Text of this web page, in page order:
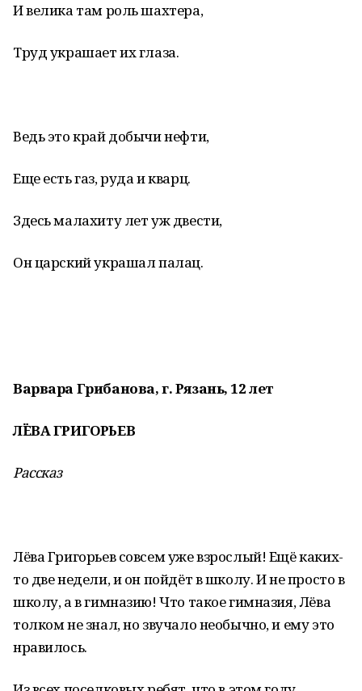
И велика там роль шахтера,
Труд украшает их глаза.
Ведь это край добычи нефти,
Еще есть газ, руда и кварц.
Здесь малахиту лет уж двести,
Он царский украшал палац.
Варвара Грибанова, г. Рязань, 12 лет
ЛЁВА ГРИГОРЬЕВ
Рассказ
Лёва Григорьев совсем уже взрослый! Ещё каких-
то две недели, и он пойдёт в школу. И не просто в
школу, а в гимназию! Что такое гимназия, Лёва
толком не знал, но звучало необычно, и ему это
нравилось.